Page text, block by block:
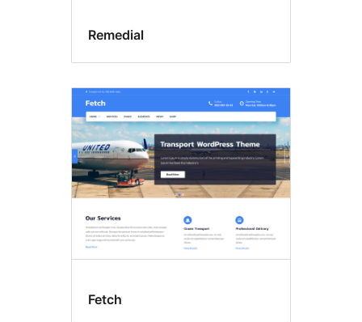
Remedial
Fetch